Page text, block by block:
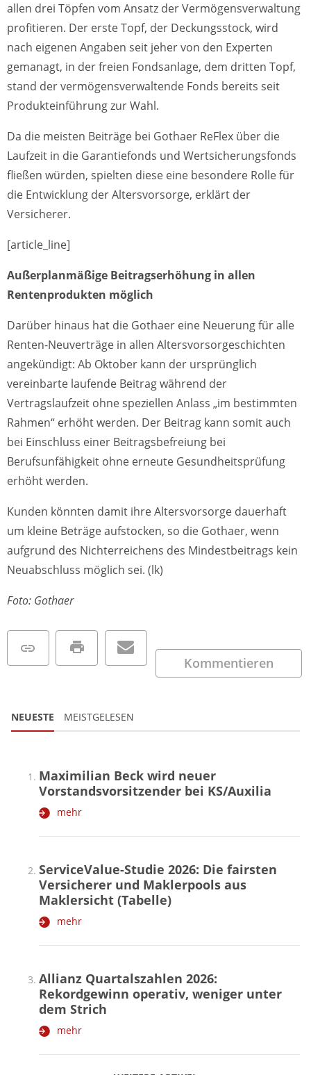
allen drei Töpfen vom Ansatz der Vermögensverwaltung
profitieren. Der erste Topf, der Deckungsstock, wird
nach eigenen Angaben seit jeher von den Experten
gemanagt, in der freien Fondsanlage, dem dritten Topf,
stand der vermögensverwaltende Fonds bereits seit
Produkteinführung zur Wahl.
Da die meisten Beiträge bei Gothaer ReFlex über die
Laufzeit in die Garantiefonds und Wertsicherungsfonds
fließen würden, spielten diese eine besondere Rolle für
die Entwicklung der Altersvorsorge, erklärt der
Versicherer.
[article_line]
Außerplanmäßige Beitragserhöhung in allen
Rentenprodukten möglich
Darüber hinaus hat die Gothaer eine Neuerung für alle
Renten-Neuverträge in allen Altersvorsorgeschichten
angekündigt: Ab Oktober kann der ursprünglich
vereinbarte laufende Beitrag während der
Vertragslaufzeit ohne speziellen Anlass „im bestimmten
Rahmen“ erhöht werden. Der Beitrag kann somit auch
bei Einschluss einer Beitragsbefreiung bei
Berufsunfähigkeit ohne erneute Gesundheitsprüfung
erhöht werden.
Kunden könnten damit ihre Altersvorsorge dauerhaft
um kleine Beträge aufstocken, so die Gothaer, wenn
aufgrund des Nichterreichens des Mindestbeitrags kein
Neuabschluss möglich sei. (lk)
Foto: Gothaer
Kommentieren
NEUESTE MEISTGELESEN
Maximilian Beck wird neuer
Vorstandsvorsitzender bei KS/Auxilia
mehr
ServiceValue-Studie 2026: Die fairsten
Versicherer und Maklerpools aus
Maklersicht (Tabelle)
mehr
Allianz Quartalszahlen 2026:
Rekordgewinn operativ, weniger unter
dem Strich
mehr